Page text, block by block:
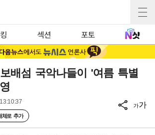
섹션 포토
배섬 국악나들이 '여름 특별
체로 추가
가가